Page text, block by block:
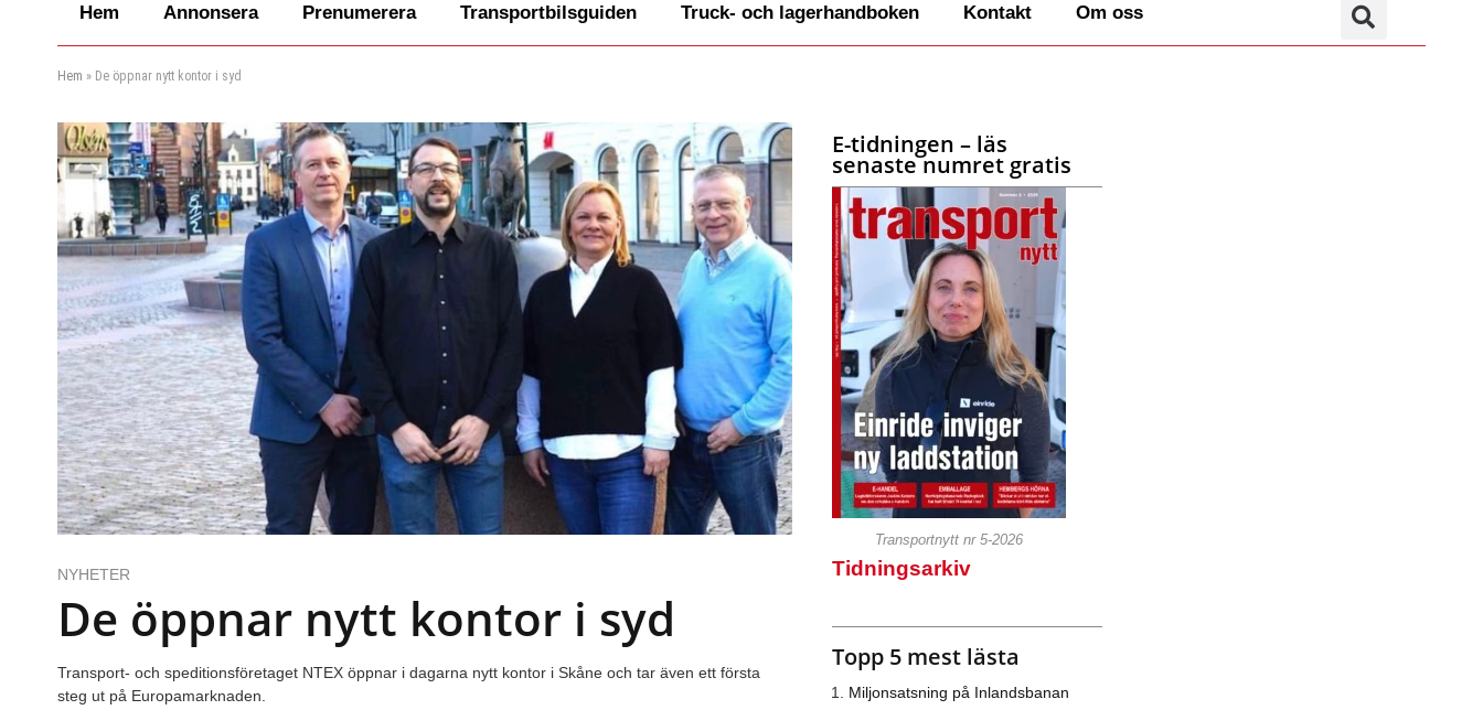
Hem Annonsera Prenumerera Transportbilsguiden Truck- och lagerhandboken Kontakt Om oss
Hem » De öppnar nytt kontor i syd
NYHETER
De öppnar nytt kontor i syd
Transport- och speditionsföretaget NTEX öppnar i dagarna nytt kontor i Skåne och tar även ett första
steg ut på Europamarknaden.
E-tidningen – läs
senaste numret gratis
Transportnytt nr 5-2026
Tidningsarkiv
Topp 5 mest lästa
Miljonsatsning på Inlandsbanan